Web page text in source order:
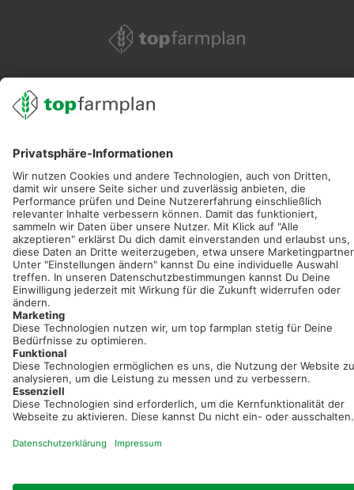
service@topfarmplan.de
Sei immer auf dem Laufenden!
Neue Features, spannende Tipps und hilfreiche Anleitungen!
Registriere dich kostenlos!
einfach und bequem!
Kostenlos registrieren & sofort starten